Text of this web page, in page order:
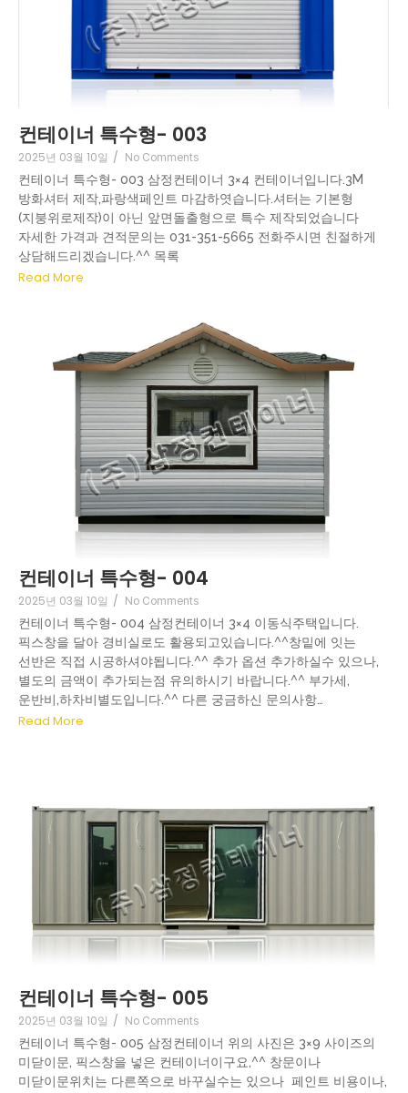
컨테이너 특수형- 003
2025년 03월 10일 / No Comments
컨테이너 특수형- 003 삼정컨테이너 3×4 컨테이너입니다.3M
방화셔터 제작,파랑색페인트 마감하엿습니다.셔터는 기본형
(지붕위로제작)이 아닌 앞면돌출형으로 특수 제작되었습니다
자세한 가격과 견적문의는 031-351-5665 전화주시면 친절하게
상담해드리겠습니다.^^ 목록
Read More
컨테이너 특수형- 004
2025년 03월 10일 / No Comments
컨테이너 특수형- 004 삼정컨테이너 3×4 이동식주택입니다.
픽스창을 달아 경비실로도 활용되고있습니다.^^창밑에 잇는
선반은 직접 시공하셔야됩니다.^^ 추가 옵션 추가하실수 있으나,
별도의 금액이 추가되는점 유의하시기 바랍니다.^^ 부가세,
운반비,하차비별도입니다.^^ 다른 궁금하신 문의사항…
Read More
컨테이너 특수형- 005
2025년 03월 10일 / No Comments
컨테이너 특수형- 005 삼정컨테이너 위의 사진은 3×9 사이즈의
미닫이문, 픽스창을 넣은 컨테이너이구요,^^ 창문이나
미닫이문위치는 다른쪽으로 바꾸실수는 있으나 페인트 비용이나,